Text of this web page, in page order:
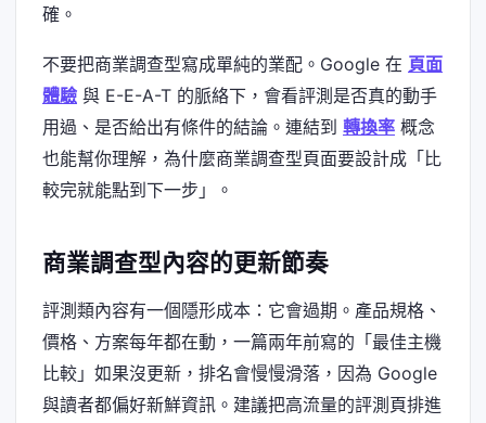
確。
不要把商業調查型寫成單純的業配。Google 在 頁面
體驗 與 E-E-A-T 的脈絡下，會看評測是否真的動手
用過、是否給出有條件的結論。連結到 轉換率 概念
也能幫你理解，為什麼商業調查型頁面要設計成「比
較完就能點到下一步」。
商業調查型內容的更新節奏
評測類內容有一個隱形成本：它會過期。產品規格、
價格、方案每年都在動，一篇兩年前寫的「最佳主機
比較」如果沒更新，排名會慢慢滑落，因為 Google
與讀者都偏好新鮮資訊。建議把高流量的評測頁排進